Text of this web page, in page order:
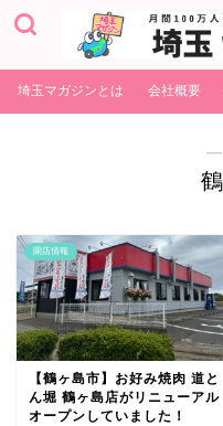
埼玉マガジンとは 会社概要
―
開店情報
【鶴ヶ島市】お好み焼肉 道と
ん堀 鶴ヶ島店がリニューアル
オープンしていました！